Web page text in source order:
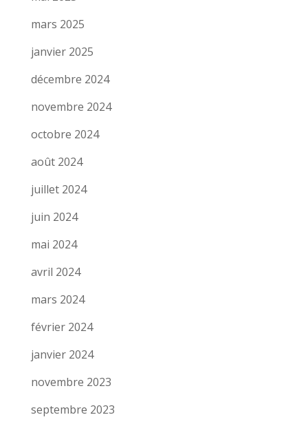
mars 2025
janvier 2025
décembre 2024
novembre 2024
octobre 2024
août 2024
juillet 2024
juin 2024
mai 2024
avril 2024
mars 2024
février 2024
janvier 2024
novembre 2023
septembre 2023